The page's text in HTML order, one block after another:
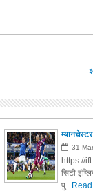
31 Mar
https://
सिटी
पु...